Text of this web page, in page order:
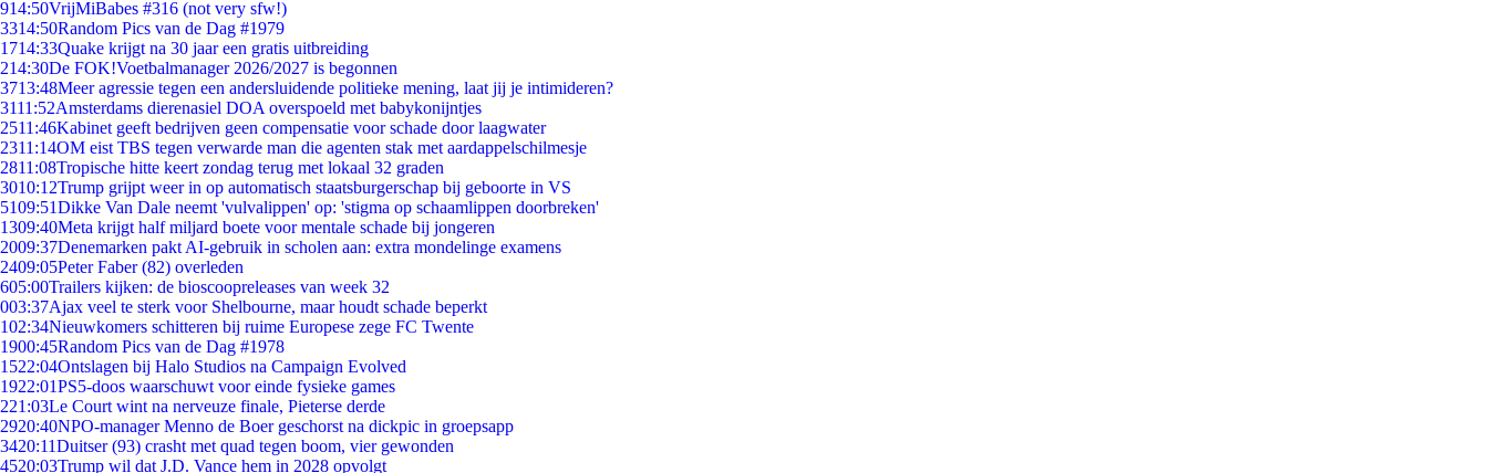
914:50VrijMiBabes #316 (not very sfw!)
3314:50Random Pics van de Dag #1979
1714:33Quake krijgt na 30 jaar een gratis uitbreiding
214:30De FOK!Voetbalmanager 2026/2027 is begonnen
3713:48Meer agressie tegen een andersluidende politieke mening, laat jij je intimideren?
3111:52Amsterdams dierenasiel DOA overspoeld met babykonijntjes
2511:46Kabinet geeft bedrijven geen compensatie voor schade door laagwater
2311:14OM eist TBS tegen verwarde man die agenten stak met aardappelschilmesje
2811:08Tropische hitte keert zondag terug met lokaal 32 graden
3010:12Trump grijpt weer in op automatisch staatsburgerschap bij geboorte in VS
5109:51Dikke Van Dale neemt 'vulvalippen' op: 'stigma op schaamlippen doorbreken'
1309:40Meta krijgt half miljard boete voor mentale schade bij jongeren
2009:37Denemarken pakt AI-gebruik in scholen aan: extra mondelinge examens
2409:05Peter Faber (82) overleden
605:00Trailers kijken: de bioscoopreleases van week 32
003:37Ajax veel te sterk voor Shelbourne, maar houdt schade beperkt
102:34Nieuwkomers schitteren bij ruime Europese zege FC Twente
1900:45Random Pics van de Dag #1978
1522:04Ontslagen bij Halo Studios na Campaign Evolved
1922:01PS5-doos waarschuwt voor einde fysieke games
221:03Le Court wint na nerveuze finale, Pieterse derde
2920:40NPO-manager Menno de Boer geschorst na dickpic in groepsapp
3420:11Duitser (93) crasht met quad tegen boom, vier gewonden
4520:03Trump wil dat J.D. Vance hem in 2028 opvolgt